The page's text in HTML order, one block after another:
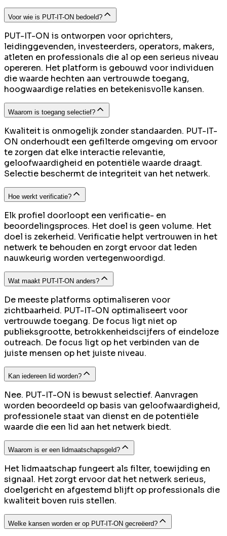
Voor wie is PUT-IT-ON bedoeld?
PUT-IT-ON is ontworpen voor oprichters,
leidinggevenden, investeerders, operators, makers,
atleten en professionals die al op een serieus niveau
opereren. Het platform is gebouwd voor individuen
die waarde hechten aan vertrouwde toegang,
hoogwaardige relaties en betekenisvolle kansen.
Waarom is toegang selectief?
Kwaliteit is onmogelijk zonder standaarden. PUT-IT-
ON onderhoudt een gefilterde omgeving om ervoor
te zorgen dat elke interactie relevantie,
geloofwaardigheid en potentiële waarde draagt.
Selectie beschermt de integriteit van het netwerk.
Hoe werkt verificatie?
Elk profiel doorloopt een verificatie- en
beoordelingsproces. Het doel is geen volume. Het
doel is zekerheid. Verificatie helpt vertrouwen in het
netwerk te behouden en zorgt ervoor dat leden
nauwkeurig worden vertegenwoordigd.
Wat maakt PUT-IT-ON anders?
De meeste platforms optimaliseren voor
zichtbaarheid. PUT-IT-ON optimaliseert voor
vertrouwde toegang. De focus ligt niet op
publieksgrootte, betrokkenheidscijfers of eindeloze
outreach. De focus ligt op het verbinden van de
juiste mensen op het juiste niveau.
Kan iedereen lid worden?
Nee. PUT-IT-ON is bewust selectief. Aanvragen
worden beoordeeld op basis van geloofwaardigheid,
professionele staat van dienst en de potentiële
waarde die een lid aan het netwerk biedt.
Waarom is er een lidmaatschapsgeld?
Het lidmaatschap fungeert als filter, toewijding en
signaal. Het zorgt ervoor dat het netwerk serieus,
doelgericht en afgestemd blijft op professionals die
kwaliteit boven ruis stellen.
Welke kansen worden er op PUT-IT-ON gecreëerd?